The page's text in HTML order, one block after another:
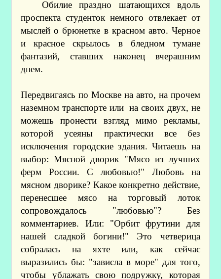
Обилие праздно шатающихся вдоль
проспекта студенток немного отвлекает от
мыслей о брюнетке в красном авто. Черное
и красное скрылось в бледном тумане
фантазий, ставших наконец вчерашним
днем.
Передвигаясь по Москве на авто, на прочем
наземном транспорте или на своих двух, не
можешь пронести взгляд мимо рекламы,
которой усеяны практически все без
исключения городские здания. Читаешь на
выбор: Мясной дворик "Мясо из лучших
ферм России. С любовью!" Любовь на
мясном дворике? Какое конкретно действие,
перенесшее мясо на торговый лоток
сопровождалось "любовью"? Без
комментариев. Или: "Орбит фрутини для
нашей сладкой богини!" Это четверица
собралась на яхте или, как сейчас
выразились бы: "зависла в море" для того,
чтобы ублажать свою подружку, которая